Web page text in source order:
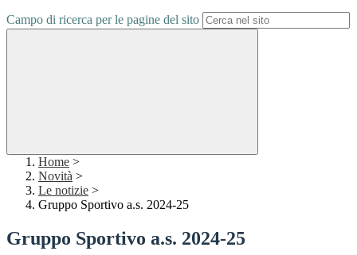
Campo di ricerca per le pagine del sito
Home >
Novità >
Le notizie >
Gruppo Sportivo a.s. 2024-25
Gruppo Sportivo a.s. 2024-25